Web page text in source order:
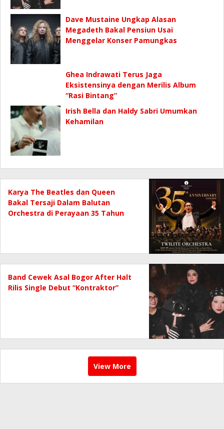
Dave Mustaine Ungkap Alasan
Megadeth Bakal Pensiun Usai
Menggelar Konser Pamungkas
Ghea Indrawati Terus Jaga
Eksistensinya dengan Merilis Album
“Rasi Bintang”
Irish Bella dan Haldy Sabri Umumkan
Kehamilan
Karya The Beatles dan Queen
Bakal Tersaji Dalam Balutan
Orchestra di Perayaan 35 Tahun
Band Cewek Asal Bogor After Halt
Rilis Single Debut “Kontraktor”
View More